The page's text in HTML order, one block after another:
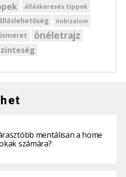
álláskeresés tippek
önbizalom
önéletrajz
mentálisan a home
számára?